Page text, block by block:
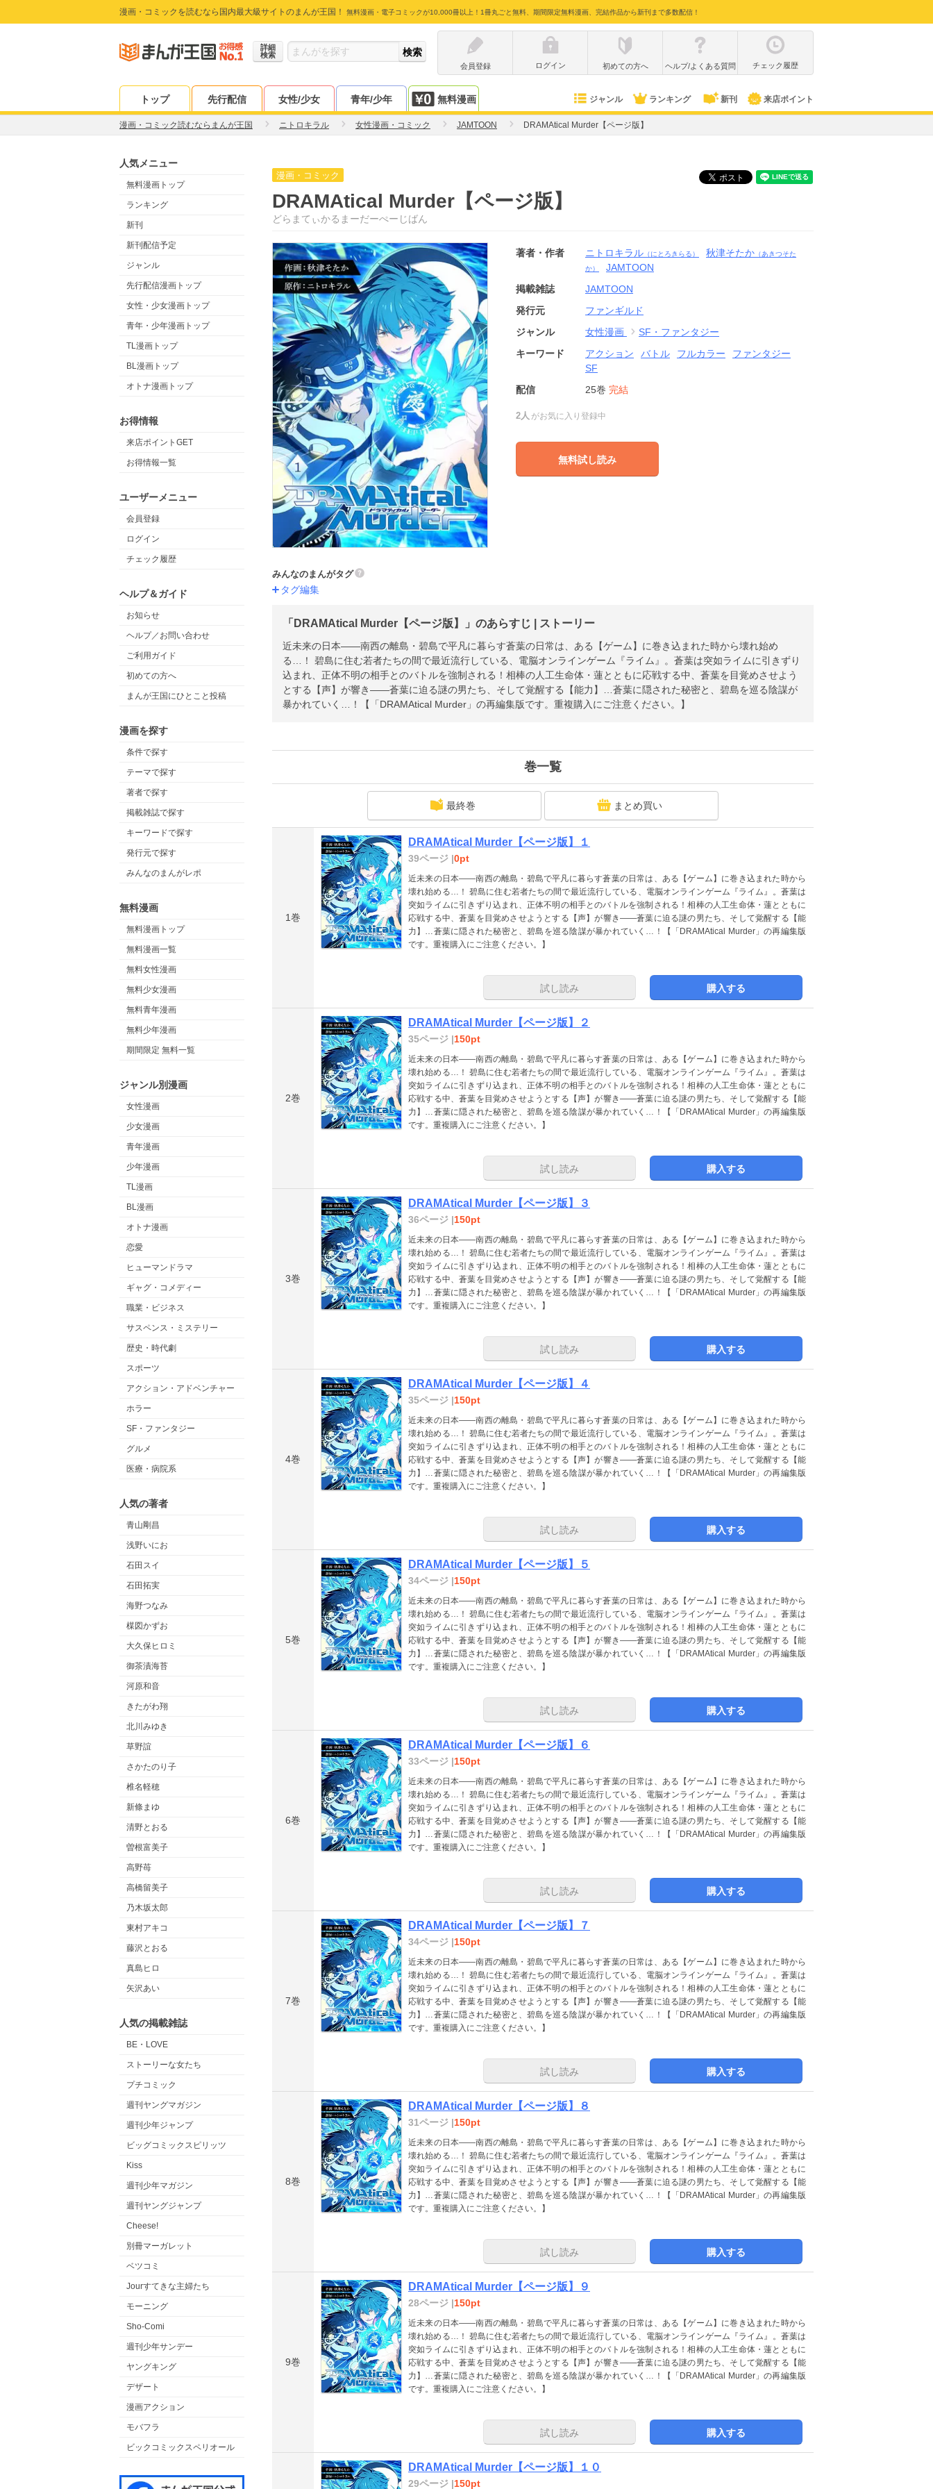
漫画・コミックを読むなら国内最大級サイトのまんが王国！ 無料漫画・電子コミックが10,000冊以上！1冊丸ごと無料、期間限定無料漫画、完結作品から新刊まで多数配信！
詳細
検索
会員登録
ログイン 初めての方へ ヘルプ/よくある質問 チェック履歴
トップ 先行配信 女性/少女 青年/少年 無料漫画 ジャンル ランキング 新刊 来店ポイント
漫画・コミック読むならまんが王国 ニトロキラル 女性漫画・コミック JAMTOON DRAMAtical Murder【ページ版】
人気メニュー
無料漫画トップ
ランキング
新刊
新刊配信予定
ジャンル
先行配信漫画トップ
女性・少女漫画トップ
青年・少年漫画トップ
TL漫画トップ
BL漫画トップ
オトナ漫画トップ
お得情報
来店ポイントGET
お得情報一覧
ユーザーメニュー
会員登録
ログイン
チェック履歴
ヘルプ＆ガイド
お知らせ
ヘルプ／お問い合わせ
ご利用ガイド
初めての方へ
まんが王国にひとこと投稿
漫画を探す
条件で探す
テーマで探す
著者で探す
掲載雑誌で探す
キーワードで探す
発行元で探す
みんなのまんがレポ
無料漫画
無料漫画トップ
無料漫画一覧
無料女性漫画
無料少女漫画
無料青年漫画
無料少年漫画
期間限定 無料一覧
ジャンル別漫画
女性漫画
少女漫画
青年漫画
少年漫画
TL漫画
BL漫画
オトナ漫画
恋愛
ヒューマンドラマ
ギャグ・コメディー
職業・ビジネス
サスペンス・ミステリー
歴史・時代劇
スポーツ
アクション・アドベンチャー
ホラー
SF・ファンタジー
グルメ
医療・病院系
人気の著者
青山剛昌
浅野いにお
石田スイ
石田拓実
海野つなみ
楳図かずお
大久保ヒロミ
御茶漬海苔
河原和音
きたがわ翔
北川みゆき
草野誼
さかたのり子
椎名軽穂
新條まゆ
清野とおる
曽根富美子
高野苺
高橋留美子
乃木坂太郎
東村アキコ
藤沢とおる
真島ヒロ
矢沢あい
人気の掲載雑誌
BE・LOVE
ストーリーな女たち
プチコミック
週刊ヤングマガジン
週刊少年ジャンプ
ビッグコミックスピリッツ
Kiss
週刊少年マガジン
週刊ヤングジャンプ
Cheese!
別冊マーガレット
ベツコミ
Jourすてきな主婦たち
モーニング
Sho-Comi
週刊少年サンデー
ヤングキング
デザート
漫画アクション
モバフラ
ビックコミックスペリオール
漫画・コミック
DRAMAtical Murder【ページ版】
どらまてぃかるまーだーぺーじばん
著者・作者 ニトロキラル （にとろきらる） 秋津そたか （あきつそた
か）
JAMTOON
掲載雑誌
JAMTOON
発行元
ファンギルド
ジャンル
女性漫画
SF・ファンタジー
キーワード
アクション バトル フルカラー
ファンタジー
SF
配信
25巻 完結
2人 がお気に入り登録中
無料試し読み
みんなのまんがタグ
タグ編集
「DRAMAtical Murder【ページ版】」のあらすじ | ストーリー
近未来の日本――南西の離島・碧島で平凡に暮らす蒼葉の日常は、ある【ゲーム】に巻き込まれた時から壊れ始め
る…！ 碧島に住む若者たちの間で最近流行している、電脳オンラインゲーム『ライム』。蒼葉は突如ライムに引きずり
込まれ、正体不明の相手とのバトルを強制される！相棒の人工生命体・蓮とともに応戦する中、蒼葉を目覚めさせよう
とする【声】が響き――蒼葉に迫る謎の男たち、そして覚醒する【能力】…蒼葉に隠された秘密と、碧島を巡る陰謀が
暴かれていく…！【「DRAMAtical Murder」の再編集版です。重複購入にご注意ください。】
巻一覧
最終巻 まとめ買い
1巻
DRAMAtical Murder【ページ版】１
39ページ |0pt
近未来の日本――南西の離島・碧島で平凡に暮らす蒼葉の日常は、ある【ゲーム】に巻き込まれた時から
壊れ始める…！ 碧島に住む若者たちの間で最近流行している、電脳オンラインゲーム『ライム』。蒼葉は
突如ライムに引きずり込まれ、正体不明の相手とのバトルを強制される！相棒の人工生命体・蓮とともに
応戦する中、蒼葉を目覚めさせようとする【声】が響き――蒼葉に迫る謎の男たち、そして覚醒する【能
力】…蒼葉に隠された秘密と、碧島を巡る陰謀が暴かれていく…！【「DRAMAtical Murder」の再編集版
です。重複購入にご注意ください。】
試し読み 購入する
2巻
DRAMAtical Murder【ページ版】２
35ページ |150pt
近未来の日本――南西の離島・碧島で平凡に暮らす蒼葉の日常は、ある【ゲーム】に巻き込まれた時から
壊れ始める…！ 碧島に住む若者たちの間で最近流行している、電脳オンラインゲーム『ライム』。蒼葉は
突如ライムに引きずり込まれ、正体不明の相手とのバトルを強制される！相棒の人工生命体・蓮とともに
応戦する中、蒼葉を目覚めさせようとする【声】が響き――蒼葉に迫る謎の男たち、そして覚醒する【能
力】…蒼葉に隠された秘密と、碧島を巡る陰謀が暴かれていく…！【「DRAMAtical Murder」の再編集版
です。重複購入にご注意ください。】
試し読み 購入する
3巻
DRAMAtical Murder【ページ版】３
36ページ |150pt
近未来の日本――南西の離島・碧島で平凡に暮らす蒼葉の日常は、ある【ゲーム】に巻き込まれた時から
壊れ始める…！ 碧島に住む若者たちの間で最近流行している、電脳オンラインゲーム『ライム』。蒼葉は
突如ライムに引きずり込まれ、正体不明の相手とのバトルを強制される！相棒の人工生命体・蓮とともに
応戦する中、蒼葉を目覚めさせようとする【声】が響き――蒼葉に迫る謎の男たち、そして覚醒する【能
力】…蒼葉に隠された秘密と、碧島を巡る陰謀が暴かれていく…！【「DRAMAtical Murder」の再編集版
です。重複購入にご注意ください。】
試し読み 購入する
4巻
DRAMAtical Murder【ページ版】４
35ページ |150pt
近未来の日本――南西の離島・碧島で平凡に暮らす蒼葉の日常は、ある【ゲーム】に巻き込まれた時から
壊れ始める…！ 碧島に住む若者たちの間で最近流行している、電脳オンラインゲーム『ライム』。蒼葉は
突如ライムに引きずり込まれ、正体不明の相手とのバトルを強制される！相棒の人工生命体・蓮とともに
応戦する中、蒼葉を目覚めさせようとする【声】が響き――蒼葉に迫る謎の男たち、そして覚醒する【能
力】…蒼葉に隠された秘密と、碧島を巡る陰謀が暴かれていく…！【「DRAMAtical Murder」の再編集版
です。重複購入にご注意ください。】
試し読み 購入する
5巻
DRAMAtical Murder【ページ版】５
34ページ |150pt
近未来の日本――南西の離島・碧島で平凡に暮らす蒼葉の日常は、ある【ゲーム】に巻き込まれた時から
壊れ始める…！ 碧島に住む若者たちの間で最近流行している、電脳オンラインゲーム『ライム』。蒼葉は
突如ライムに引きずり込まれ、正体不明の相手とのバトルを強制される！相棒の人工生命体・蓮とともに
応戦する中、蒼葉を目覚めさせようとする【声】が響き――蒼葉に迫る謎の男たち、そして覚醒する【能
力】…蒼葉に隠された秘密と、碧島を巡る陰謀が暴かれていく…！【「DRAMAtical Murder」の再編集版
です。重複購入にご注意ください。】
試し読み 購入する
6巻
DRAMAtical Murder【ページ版】６
33ページ |150pt
近未来の日本――南西の離島・碧島で平凡に暮らす蒼葉の日常は、ある【ゲーム】に巻き込まれた時から
壊れ始める…！ 碧島に住む若者たちの間で最近流行している、電脳オンラインゲーム『ライム』。蒼葉は
突如ライムに引きずり込まれ、正体不明の相手とのバトルを強制される！相棒の人工生命体・蓮とともに
応戦する中、蒼葉を目覚めさせようとする【声】が響き――蒼葉に迫る謎の男たち、そして覚醒する【能
力】…蒼葉に隠された秘密と、碧島を巡る陰謀が暴かれていく…！【「DRAMAtical Murder」の再編集版
です。重複購入にご注意ください。】
試し読み 購入する
7巻
DRAMAtical Murder【ページ版】７
34ページ |150pt
近未来の日本――南西の離島・碧島で平凡に暮らす蒼葉の日常は、ある【ゲーム】に巻き込まれた時から
壊れ始める…！ 碧島に住む若者たちの間で最近流行している、電脳オンラインゲーム『ライム』。蒼葉は
突如ライムに引きずり込まれ、正体不明の相手とのバトルを強制される！相棒の人工生命体・蓮とともに
応戦する中、蒼葉を目覚めさせようとする【声】が響き――蒼葉に迫る謎の男たち、そして覚醒する【能
力】…蒼葉に隠された秘密と、碧島を巡る陰謀が暴かれていく…！【「DRAMAtical Murder」の再編集版
です。重複購入にご注意ください。】
試し読み 購入する
8巻
DRAMAtical Murder【ページ版】８
31ページ |150pt
近未来の日本――南西の離島・碧島で平凡に暮らす蒼葉の日常は、ある【ゲーム】に巻き込まれた時から
壊れ始める…！ 碧島に住む若者たちの間で最近流行している、電脳オンラインゲーム『ライム』。蒼葉は
突如ライムに引きずり込まれ、正体不明の相手とのバトルを強制される！相棒の人工生命体・蓮とともに
応戦する中、蒼葉を目覚めさせようとする【声】が響き――蒼葉に迫る謎の男たち、そして覚醒する【能
力】…蒼葉に隠された秘密と、碧島を巡る陰謀が暴かれていく…！【「DRAMAtical Murder」の再編集版
です。重複購入にご注意ください。】
試し読み 購入する
9巻
DRAMAtical Murder【ページ版】９
28ページ |150pt
近未来の日本――南西の離島・碧島で平凡に暮らす蒼葉の日常は、ある【ゲーム】に巻き込まれた時から
壊れ始める…！ 碧島に住む若者たちの間で最近流行している、電脳オンラインゲーム『ライム』。蒼葉は
突如ライムに引きずり込まれ、正体不明の相手とのバトルを強制される！相棒の人工生命体・蓮とともに
応戦する中、蒼葉を目覚めさせようとする【声】が響き――蒼葉に迫る謎の男たち、そして覚醒する【能
力】…蒼葉に隠された秘密と、碧島を巡る陰謀が暴かれていく…！【「DRAMAtical Murder」の再編集版
です。重複購入にご注意ください。】
試し読み 購入する
DRAMAtical Murder【ページ版】１０
29ページ |150pt